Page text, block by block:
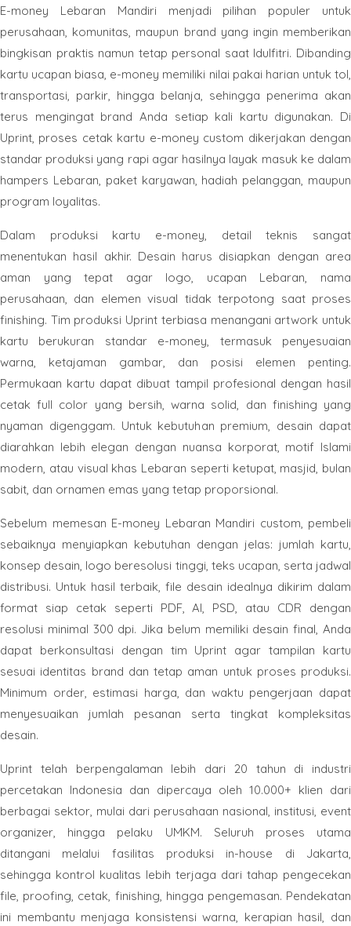
E-money Lebaran Mandiri menjadi pilihan populer untuk
perusahaan, komunitas, maupun brand yang ingin memberikan
bingkisan praktis namun tetap personal saat Idulfitri. Dibanding
kartu ucapan biasa, e-money memiliki nilai pakai harian untuk tol,
transportasi, parkir, hingga belanja, sehingga penerima akan
terus mengingat brand Anda setiap kali kartu digunakan. Di
Uprint, proses cetak kartu e-money custom dikerjakan dengan
standar produksi yang rapi agar hasilnya layak masuk ke dalam
hampers Lebaran, paket karyawan, hadiah pelanggan, maupun
program loyalitas.
Dalam produksi kartu e-money, detail teknis sangat
menentukan hasil akhir. Desain harus disiapkan dengan area
aman yang tepat agar logo, ucapan Lebaran, nama
perusahaan, dan elemen visual tidak terpotong saat proses
finishing. Tim produksi Uprint terbiasa menangani artwork untuk
kartu berukuran standar e-money, termasuk penyesuaian
warna, ketajaman gambar, dan posisi elemen penting.
Permukaan kartu dapat dibuat tampil profesional dengan hasil
cetak full color yang bersih, warna solid, dan finishing yang
nyaman digenggam. Untuk kebutuhan premium, desain dapat
diarahkan lebih elegan dengan nuansa korporat, motif Islami
modern, atau visual khas Lebaran seperti ketupat, masjid, bulan
sabit, dan ornamen emas yang tetap proporsional.
Sebelum memesan E-money Lebaran Mandiri custom, pembeli
sebaiknya menyiapkan kebutuhan dengan jelas: jumlah kartu,
konsep desain, logo beresolusi tinggi, teks ucapan, serta jadwal
distribusi. Untuk hasil terbaik, file desain idealnya dikirim dalam
format siap cetak seperti PDF, AI, PSD, atau CDR dengan
resolusi minimal 300 dpi. Jika belum memiliki desain final, Anda
dapat berkonsultasi dengan tim Uprint agar tampilan kartu
sesuai identitas brand dan tetap aman untuk proses produksi.
Minimum order, estimasi harga, dan waktu pengerjaan dapat
menyesuaikan jumlah pesanan serta tingkat kompleksitas
desain.
Uprint telah berpengalaman lebih dari 20 tahun di industri
percetakan Indonesia dan dipercaya oleh 10.000+ klien dari
berbagai sektor, mulai dari perusahaan nasional, institusi, event
organizer, hingga pelaku UMKM. Seluruh proses utama
ditangani melalui fasilitas produksi in-house di Jakarta,
sehingga kontrol kualitas lebih terjaga dari tahap pengecekan
file, proofing, cetak, finishing, hingga pengemasan. Pendekatan
ini membantu menjaga konsistensi warna, kerapian hasil, dan